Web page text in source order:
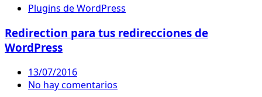
Plugins de WordPress
Redirection para tus redirecciones de
WordPress
13/07/2016
No hay comentarios